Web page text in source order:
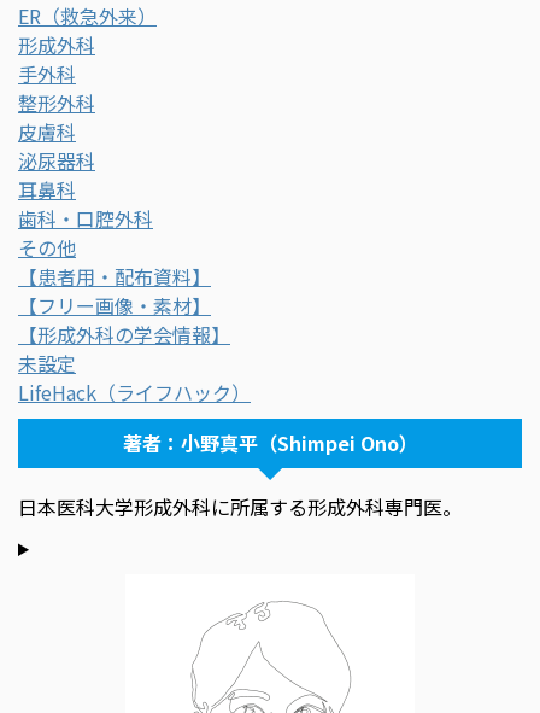
ER（救急外来）
形成外科
手外科
整形外科
皮膚科
泌尿器科
耳鼻科
歯科・口腔外科
その他
【患者用・配布資料】
【フリー画像・素材】
【形成外科の学会情報】
未設定
LifeHack（ライフハック）
著者：小野真平（Shimpei Ono）
日本医科大学形成外科に所属する形成外科専門医。